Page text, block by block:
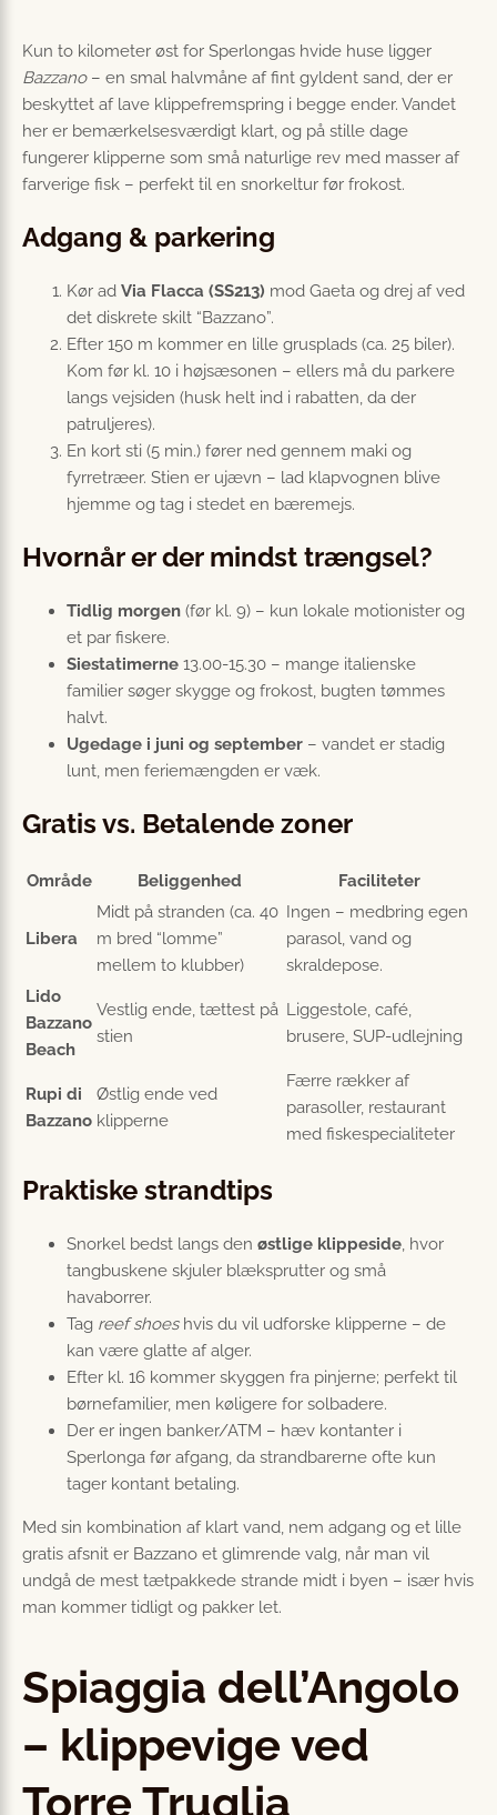
Kun to kilometer øst for Sperlongas hvide huse ligger
Bazzano– en smal halvmåne af fint gyldent sand, der er
beskyttet af lave klippefremspring i begge ender. Vandet
her er bemærkelsesværdigt klart, og på stille dage
fungerer klipperne som små naturlige rev med masser af
farverige fisk – perfekt til en snorkeltur før frokost.
Adgang & parkering
Kør ad Via Flacca (SS213) mod Gaeta og drej af ved
det diskrete skilt “Bazzano”.
Efter 150 m kommer en lille grusplads (ca. 25 biler).
Kom før kl. 10 i højsæsonen – ellers må du parkere
langs vejsiden (husk helt ind i rabatten, da der
patruljeres).
En kort sti (5 min.) fører ned gennem maki og
fyrretræer. Stien er ujævn – lad klapvognen blive
hjemme og tag i stedet en bæremejs.
Hvornår er der mindst trængsel?
Tidlig morgen (før kl. 9) – kun lokale motionister og
et par fiskere.
Siestatimerne 13.00-15.30 – mange italienske
familier søger skygge og frokost, bugten tømmes
halvt.
Ugedage i juni og september – vandet er stadig
lunt, men feriemængden er væk.
Gratis vs. Betalende zoner
Område Beliggenhed Faciliteter
Libera
Midt på stranden (ca. 40
m bred “lomme”
mellem to klubber)
Ingen – medbring egen
parasol, vand og
skraldepose.
Lido
Bazzano
Beach
Vestlig ende, tættest på
stien
Liggestole, café,
brusere, SUP-udlejning
Rupi di
Bazzano
Østlig ende ved
klipperne
Færre rækker af
parasoller, restaurant
med fiskespecialiteter
Praktiske strandtips
Snorkel bedst langs den østlige klippeside, hvor
tangbuskene skjuler blæksprutter og små
havaborrer.
Tag reef shoeshvis du vil udforske klipperne – de
kan være glatte af alger.
Efter kl. 16 kommer skyggen fra pinjerne; perfekt til
børnefamilier, men køligere for solbadere.
Der er ingen banker/ATM – hæv kontanter i
Sperlonga før afgang, da strandbarerne ofte kun
tager kontant betaling.
Med sin kombination af klart vand, nem adgang og et lille
gratis afsnit er Bazzano et glimrende valg, når man vil
undgå de mest tætpakkede strande midt i byen – især hvis
man kommer tidligt og pakker let.
Spiaggia dell’Angolo
– klippevige ved
Torre Truglia